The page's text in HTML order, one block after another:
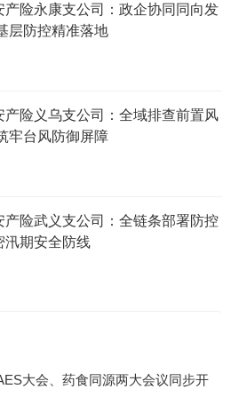
产险永康支公司：政企协同同向发
层防控精准落地
产险义乌支公司：全域排查前置风
牢台风防御屏障
产险武义支公司：全链条部署防控
汛期安全防线
大会、药食同源两大会议同步开